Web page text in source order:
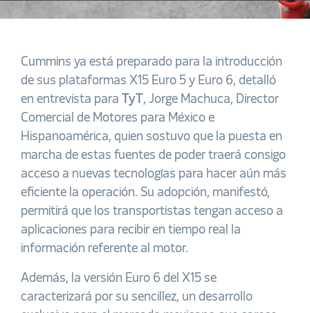
Cummins ya está preparado para la introducción
de sus plataformas X15 Euro 5 y Euro 6, detalló
en entrevista para
TyT , Jorge Machuca, Director
Comercial de Motores para México e
Hispanoamérica, quien sostuvo que la puesta en
marcha de estas fuentes de poder traerá consigo
acceso a nuevas tecnologías para hacer aún más
eficiente la operación. Su adopción, manifestó,
permitirá que los transportistas tengan acceso a
aplicaciones para recibir en tiempo real la
información referente al motor.
Además, la versión Euro 6 del X15 se
caracterizará por su sencillez, un desarrollo